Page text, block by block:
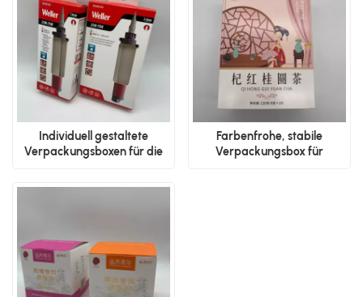
Individuell gestaltete
Verpackungsboxen für die
Farbenfrohe, stabile
Verpackungsbox für